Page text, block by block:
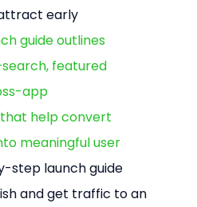
early
guide outlines
featured
app
help convert
meaningful user
step launch guide
and get traffic to an